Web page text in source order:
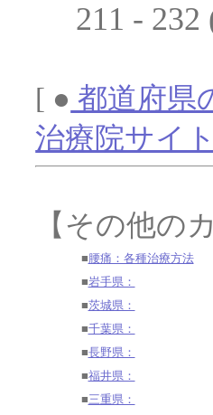
211 -
[ ● 都道府県
治療院サイト
【その他の
■腰痛：各種治療方法
■岩手県：
■茨城県：
■千葉県：
■長野県：
■福井県：
■三重県：